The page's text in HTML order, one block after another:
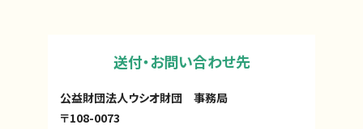
送付・お問い合わせ先
公益財団法人ウシオ財団 事務局
〒108-0073